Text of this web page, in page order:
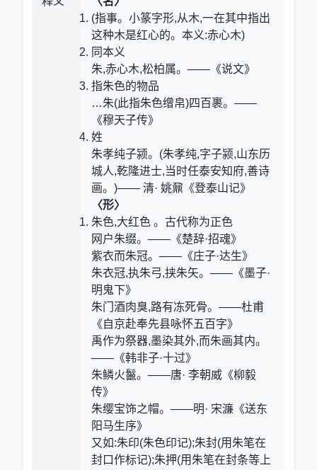
(指事。小篆字形,从木,一在其中指出
这种木是红心的。本义:赤心木)
同本义
朱,赤心木,松柏属。——《说文》
指朱色的物品
…朱(此指朱色缯帛)四百裹。——
《穆天子传》
姓
朱孝纯子颍。(朱孝纯,字子颍,山东历
城人,乾隆进士,当时任泰安知府,善诗
画。)—— 清· 姚鼐《登泰山记》
〈形〉
朱色,大红色 。古代称为正色
网户朱缀。——《楚辞·招魂》
紫衣而朱冠。——《庄子·达生》
朱衣冠,执朱弓,挟朱矢。——《墨子·
明鬼下》
朱门酒肉臭,路有冻死骨。——杜甫
《自京赴奉先县咏怀五百字》
禹作为祭器,墨染其外,而朱画其内。
——《韩非子·十过》
朱鳞火鬣。——唐· 李朝威《柳毅
传》
朱缨宝饰之帽。——明· 宋濂《送东
阳马生序》
又如:朱印(朱色印记);朱封(用朱笔在
封口作标记);朱押(用朱笔在封条等上